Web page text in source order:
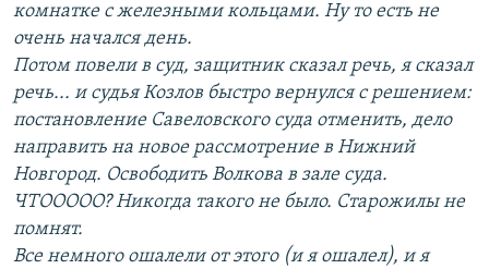
комнатке с железными кольцами. Ну то есть не
очень начался день.
Потом повели в суд, защитник сказал речь, я сказал
речь... и судья Козлов быстро вернулся с решением:
постановление Савеловского суда отменить, дело
направить на новое рассмотрение в Нижний
Новгород. Освободить Волкова в зале суда.
ЧТООООО? Никогда такого не было. Старожилы не
помнят.
Все немного ошалели от этого (и я ошалел), и я